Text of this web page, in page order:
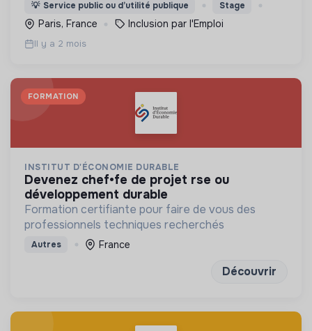
💡 Service public ou d’utilité publique Stage
Paris, France Inclusion par l'Emploi
Il y a 2 mois
FORMATION
INSTITUT D'ÉCONOMIE DURABLE
devenez chef•fe de projet rse ou
développement durable
Formation certifiante pour faire de vous des
professionnels techniques recherchés
Autres France
Découvrir